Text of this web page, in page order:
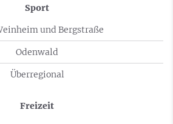
Sport
und Bergstraße
Odenwald
Überregional
Freizeit